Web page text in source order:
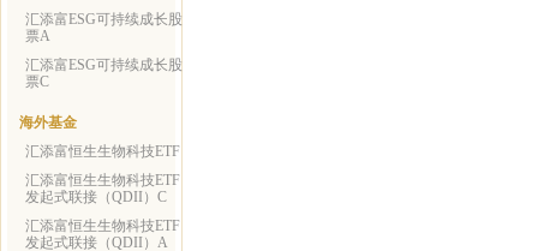
汇添富ESG可持续成长股
票A
汇添富ESG可持续成长股
票C
海外基金
汇添富恒生生物科技ETF
汇添富恒生生物科技ETF
发起式联接（QDII）C
汇添富恒生生物科技ETF
发起式联接（QDII）A